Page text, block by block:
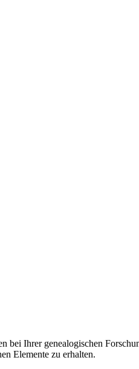
Ihrer genealogischen
Elemente zu erhalten.